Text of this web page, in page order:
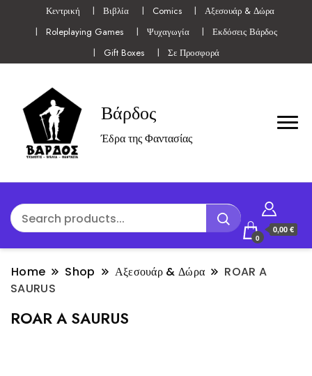
Κεντρική Βιβλία Comics
Αξεσουάρ & Δώρα
Roleplaying Games
Ψυχαγωγία
Εκδόσεις Βάρδος
Gift Boxes
Σε Προσφορά
Βάρδος
Έδρα της Φαντασίας
0
0,00 €
Home Shop Αξεσουάρ & Δώρα
ROAR A
SAURUS
ROAR A SAURUS